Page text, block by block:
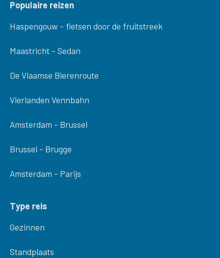
Populaire reizen
Haspengouw - fietsen door de fruitstreek
Maastricht - Sedan
De Vlaamse Bierenroute
Vierlanden Vennbahn
Amsterdam - Brussel
Brussel - Brugge
Amsterdam - Parijs
Type reis
Gezinnen
Standplaats